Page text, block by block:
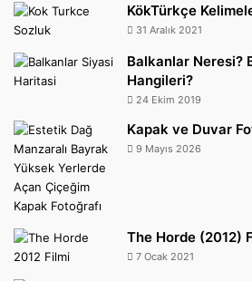
KökTürkçe
31 Aralık 2021
Balkanlar Neresi?
Hangileri?
24 Ekim 2019
Kapak ve Duvar
9 Mayıs 2026
The Horde (2012)
7 Ocak 2021